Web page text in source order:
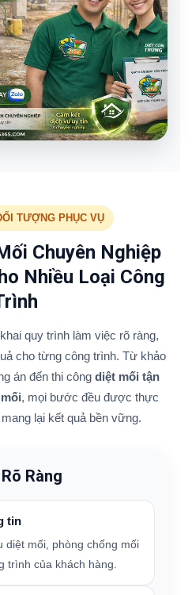
TƯỢNG PHỤC VỤ
Chuyên Nghiệp
Nhiều Loại Công
quy trình làm việc rõ ràng,
cho từng công trình. Từ khảo
án đến thi công diệt mối tận
, mọi bước đều được thực
lại kết quả bền vững.
Ràng
tin
diệt mối, phòng chống mối
trình của khách hàng.